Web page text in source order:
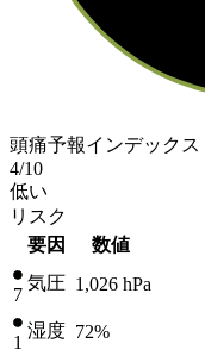
頭痛予報インデックス
4/10
低い
リスク
要因
数値
7
気圧 1,026 hPa
1
湿度 72%